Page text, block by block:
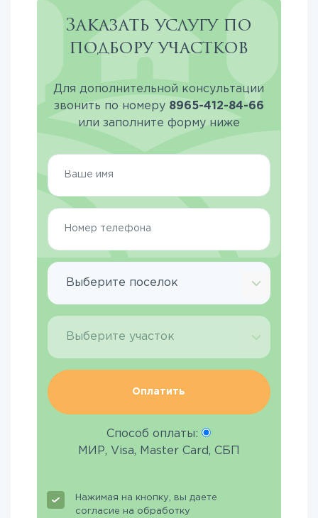
Заказать услугу по
подбору участков
Для дополнительной консультации
звонить по номеру 8965-412-84-66
или заполните форму ниже
Выберите поселок
Выберите участок
Оплатить
Способ оплаты:
МИР, Visa, Master Card, СБП
Нажимая на кнопку, вы даете
согласие на обработку